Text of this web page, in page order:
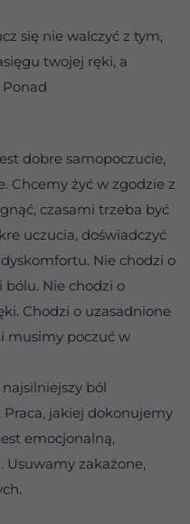
się nie walczyć z tym,
twojej ręki, a
Ponad
dobre samopoczucie,
Chcemy żyć w zgodzie z
czasami trzeba być
uczucia, doświadczyć
Nie chodzi o
bólu. Nie chodzi o
Chodzi o uzasadnione
musimy poczuć w
ból
jakiej dokonujemy
emocjonalną,
Usuwamy zakażone,